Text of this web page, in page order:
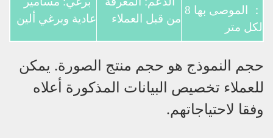
： الموصى بها 8
لكل متر
من قبل العملاء
عادية وبرغي ألين
حجم النموذج هو حجم منتج الصورة. يمكن
للعملاء تخصيص البيانات المذكورة أعلاه
وفقا لاحتياجاتهم.